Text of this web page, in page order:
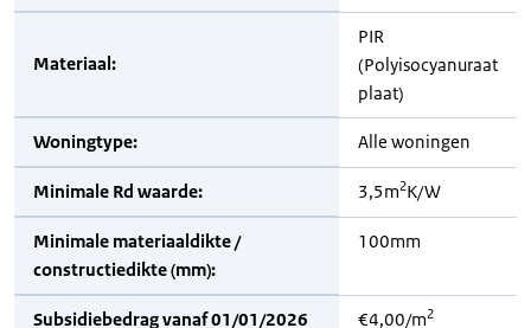
Materiaal:
PIR
(Polyisocyanuraat
plaat)
Woningtype: Alle woningen
Minimale Rd waarde: 3,5m2K/W
Minimale materiaaldikte /
constructiedikte (mm):
100mm
Subsidiebedrag vanaf 01/01/2026
€4,00/m2